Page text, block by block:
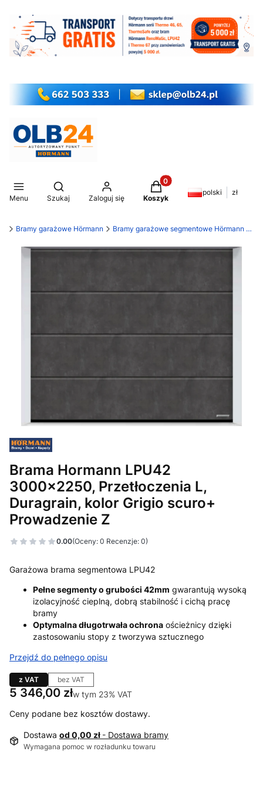
Menu
Otwórz wyszukiwarkę
Szukaj Zaloguj się
Produkty w koszyku: 0.
Koszyk
polski zł
Bramy garażowe Hörmann Bramy garażowe segmentowe Hörmann LPU 42
Brama Hormann LPU42
3000x2250, Przetłoczenia L,
Duragrain, kolor Grigio scuro+
Prowadzenie Z
0.00(Oceny: 0 Recenzje: 0)
Garażowa brama segmentowa LPU42
Pełne segmenty o grubości 42mm gwarantują wysoką
izolacyjność cieplną, dobrą stabilność i cichą pracę
bramy
Optymalna długotrwała ochrona ościeżnicy dzięki
zastosowaniu stopy z tworzywa sztucznego
Przejdź do pełnego opisu
z VAT bez VAT
Cena
5 346,00 złw tym 23% VAT
w tym 23% VAT
Ceny podane bez kosztów dostawy.
Dostawa od 0,00 zł - Dostawa bramy
Wymagana pomoc w rozładunku towaru